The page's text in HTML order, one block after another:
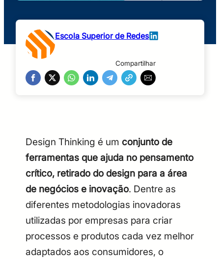
Escola Superior de Redes
Compartilhar
Design Thinking é um conjunto de
ferramentas que ajuda no pensamento
crítico, retirado do design para a área
de negócios e inovação. Dentre as
diferentes metodologias inovadoras
utilizadas por empresas para criar
processos e produtos cada vez melhor
adaptados aos consumidores, o